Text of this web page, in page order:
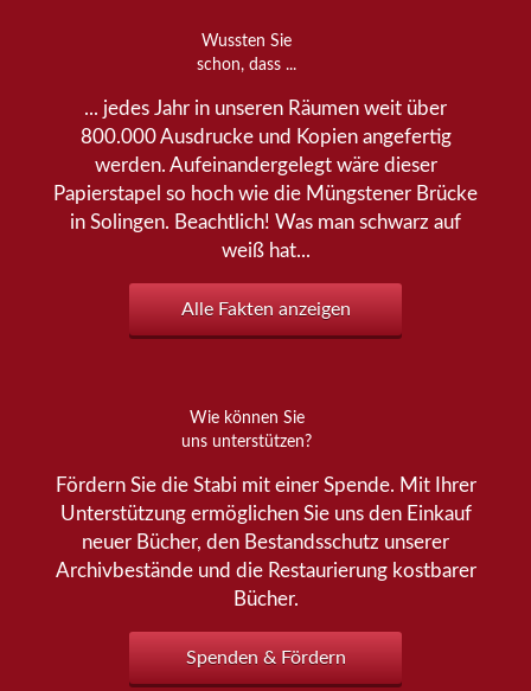
Wussten Sie
schon, dass ...
... jedes Jahr in unseren Räumen weit über
800.000 Ausdrucke und Kopien angefertig
werden. Aufeinandergelegt wäre dieser
Papierstapel so hoch wie die Müngstener Brücke
in Solingen. Beachtlich! Was man schwarz auf
weiß hat...
Alle Fakten anzeigen
Wie können Sie
uns unterstützen?
Fördern Sie die Stabi mit einer Spende. Mit Ihrer
Unterstützung ermöglichen Sie uns den Einkauf
neuer Bücher, den Bestandsschutz unserer
Archivbestände und die Restaurierung kostbarer
Bücher.
Spenden & Fördern